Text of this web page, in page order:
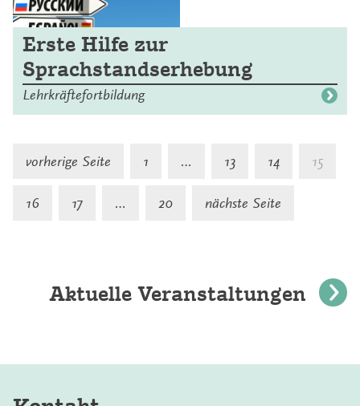
Erste Hilfe zur
Sprachstandserhebung
Lehrkräftefortbildung
vorherige Seite 1 … 13 14 15
16 17 … 20 nächste Seite
Aktuelle Veranstaltungen